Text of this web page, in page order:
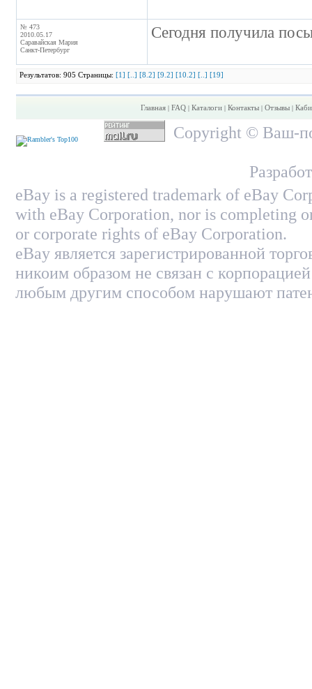
№ 473
2010.05.17
Саравайская Мария
Санкт-Петербург
Сегодня получила
Результатов: 905 Страницы: [1] [..] [8.2] [9.2] [10.2] [..] [19]
Главная | FAQ | Каталоги | Контакты | Отзывы |
Copyright © Ваш-
eBay is a registered trademark of eBay
with eBay Corporation, nor is completing
or corporate rights of eBay Corporation.
eBay является зарегистрированной
никоим образом не связан с
любым другим способом нарушают